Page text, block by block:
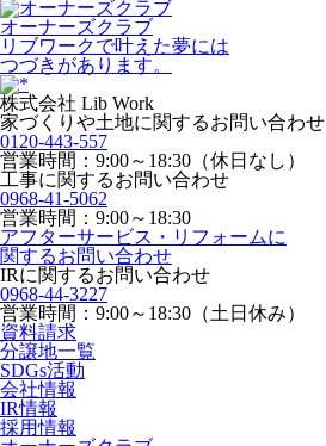
オーナーズクラブ
リブワークで叶えた夢には
つづきがあります。
株式会社 Lib Work
家づくりや土地に関するお問い合わせ
0120-443-557
営業時間：9:00～18:30（休日なし）
工事に関するお問い合わせ
0968-41-5062
営業時間：9:00～18:30
アフターサービス・リフォームに
関するお問い合わせ
IRに関するお問い合わせ
0968-44-3227
営業時間：9:00～18:30（土日休み）
資料請求
分譲地一覧
SDGs活動
会社情報
IR情報
採用情報